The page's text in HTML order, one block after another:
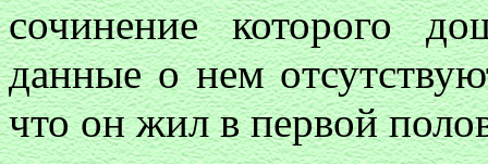
сочинение которого
данные о нем
что он жил в первой